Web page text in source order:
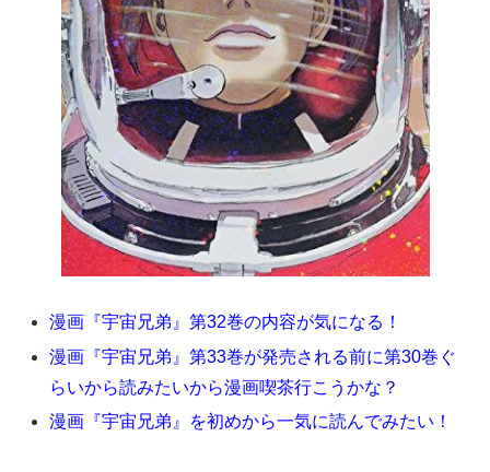
漫画『宇宙兄弟』第32巻の内容が気になる！
漫画『宇宙兄弟』第33巻が発売される前に第30巻ぐ
らいから読みたいから漫画喫茶行こうかな？
漫画『宇宙兄弟』を初めから一気に読んでみたい！